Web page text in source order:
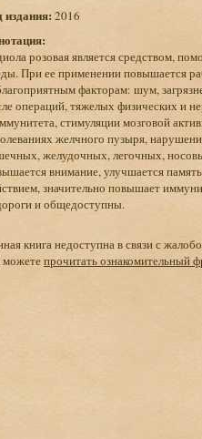
издания: 2016
розовая является средством,
При ее применении повышается
факторам: шум,
операций, тяжелых физических и
стимуляции мозговой
желчного пузыря,
желудочных, легочных,
внимание, улучшается
значительно повышает
и общедоступны.
книга недоступна в связи с
прочитать ознакомительный